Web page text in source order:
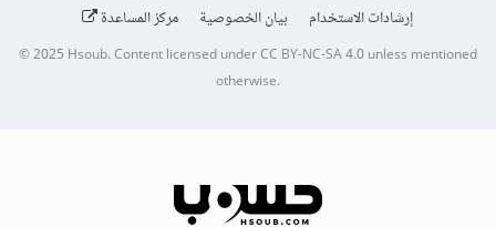
إرشادات الاستخدام
بيان الخصوصية مركز المساعدة
© 2025 Hsoub.Content licensed underCC BY-NC-SA 4.0unless mentioned
otherwise.